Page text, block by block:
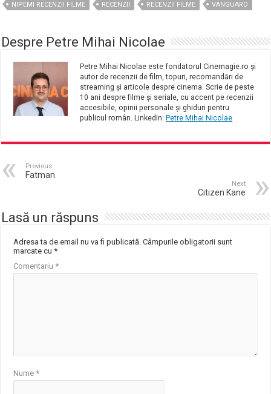
NIPEMI RECENZII FILME
RECENZII RECENZII FILME VANGUARD
Despre Petre Mihai Nicolae
Petre Mihai Nicolae este fondatorul Cinemagie.ro și
autor de recenzii de film, topuri, recomandări de
streaming și articole despre cinema. Scrie de peste
10 ani despre filme și seriale, cu accent pe recenzii
accesibile, opinii personale și ghiduri pentru
publicul român. LinkedIn: Petre Mihai Nicolae
Previous
Fatman
Next
Citizen Kane
Lasă un răspuns
Adresa ta de email nu va fi publicată. Câmpurile obligatorii sunt
marcate cu*
Comentariu*
Nume*